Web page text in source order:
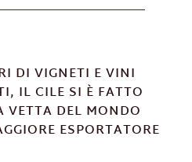
DI VIGNETI E VINI
IL CILE SI È FATTO
VETTA DEL MONDO
ESPORTATORE